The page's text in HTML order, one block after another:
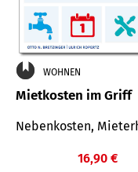
WOHNEN
Mietkosten im Griff
Nebenkosten,
16,90 €